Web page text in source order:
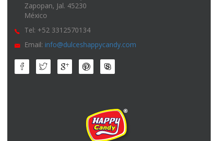
Zapopan, Jal. 45230
México
Tel: +52 3312570134
Email: info@dulceshappycandy.com